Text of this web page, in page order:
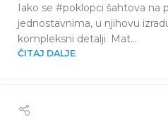
Iako se #poklopci šahtova na
jednostavnima, u njihovu
kompleksni detalji. Mat...
ČITAJ DALJE